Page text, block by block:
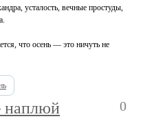
усталость, вечные простуды,
что осень — это ничуть не
наплюй 0